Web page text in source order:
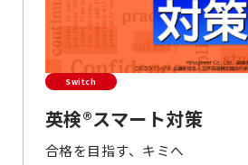
Switch
英検®スマート対策
合格を目指す、キミへ